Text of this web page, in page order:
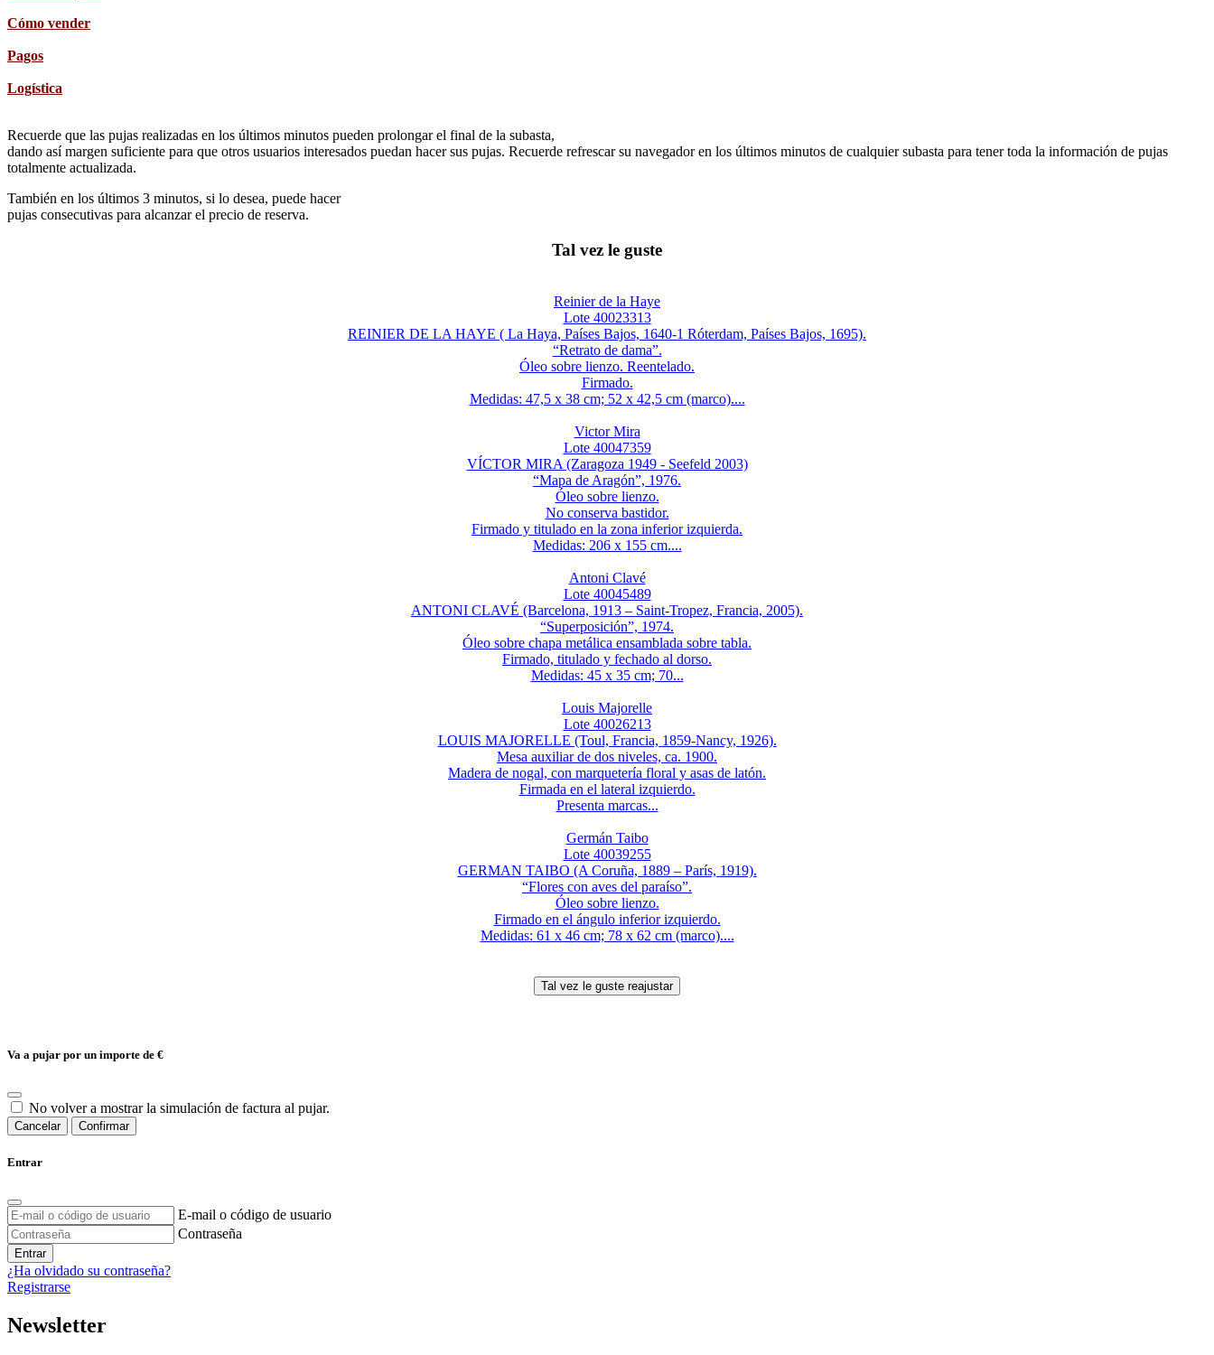
Cómo vender
Pagos
Logística
Recuerde que las pujas realizadas en los últimos minutos pueden prolongar el final de la subasta,
dando así margen suficiente para que otros usuarios interesados puedan hacer sus pujas. Recuerde refrescar su navegador en los últimos minutos de cualquier subasta para tener toda la información de pujas
totalmente actualizada.
También en los últimos 3 minutos, si lo desea, puede hacer
pujas consecutivas para alcanzar el precio de reserva.
Tal vez le guste
Reinier de la Haye
Lote 40023313
REINIER DE LA HAYE ( La Haya, Países Bajos, 1640-1 Róterdam, Países Bajos, 1695).
“Retrato de dama”.
Óleo sobre lienzo. Reentelado.
Firmado.
Medidas: 47,5 x 38 cm; 52 x 42,5 cm (marco)....
Victor Mira
Lote 40047359
VÍCTOR MIRA (Zaragoza 1949 - Seefeld 2003)
“Mapa de Aragón”, 1976.
Óleo sobre lienzo.
No conserva bastidor.
Firmado y titulado en la zona inferior izquierda.
Medidas: 206 x 155 cm....
Antoni Clavé
Lote 40045489
ANTONI CLAVÉ (Barcelona, 1913 – Saint-Tropez, Francia, 2005).
“Superposición”, 1974.
Óleo sobre chapa metálica ensamblada sobre tabla.
Firmado, titulado y fechado al dorso.
Medidas: 45 x 35 cm; 70...
Louis Majorelle
Lote 40026213
LOUIS MAJORELLE (Toul, Francia, 1859-Nancy, 1926).
Mesa auxiliar de dos niveles, ca. 1900.
Madera de nogal, con marquetería floral y asas de latón.
Firmada en el lateral izquierdo.
Presenta marcas...
Germán Taibo
Lote 40039255
GERMAN TAIBO (A Coruña, 1889 – París, 1919).
“Flores con aves del paraíso”.
Óleo sobre lienzo.
Firmado en el ángulo inferior izquierdo.
Medidas: 61 x 46 cm; 78 x 62 cm (marco)....
Va a pujar por un importe de €
No volver a mostrar la simulación de factura al pujar.
Cancelar Confirmar
Entrar
E-mail o código de usuario
Contraseña
Entrar
¿Ha olvidado su contraseña?
Registrarse
Newsletter